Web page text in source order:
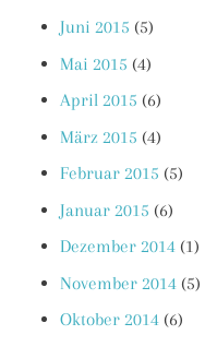
Juni 2015 (5)
Mai 2015 (4)
April 2015 (6)
März 2015 (4)
Februar 2015 (5)
Januar 2015 (6)
Dezember 2014 (1)
November 2014 (5)
Oktober 2014 (6)